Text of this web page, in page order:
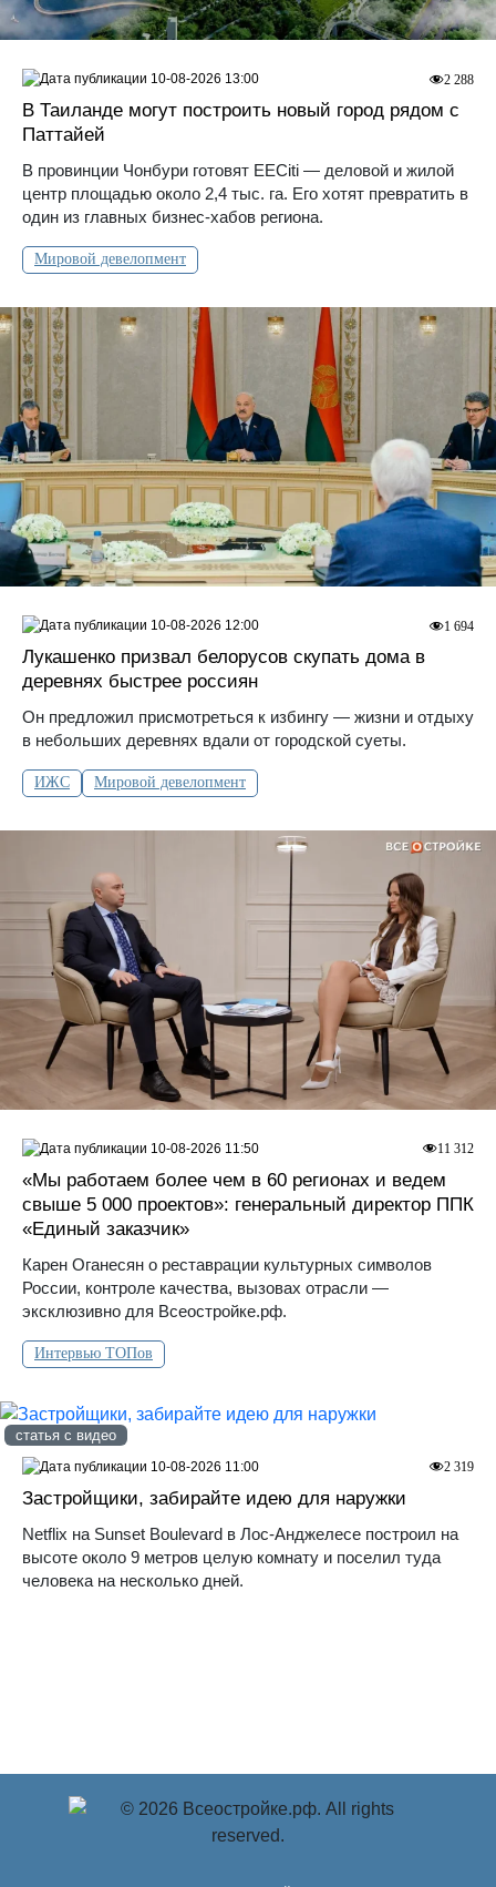
В Таиланде могут построить новый город рядом с
Паттайей
В провинции Чонбури готовят EECiti — деловой и жилой
центр площадью около 2,4 тыс. га. Его хотят превратить в
один из главных бизнес-хабов региона.
Мировой девелопмент
2 288
10-08-2026 13:00
Лукашенко призвал белорусов скупать дома в
деревнях быстрее россиян
Он предложил присмотреться к избингу — жизни и отдыху
в небольших деревнях вдали от городской суеты.
ИЖС Мировой девелопмент
1 694
10-08-2026 12:00
«Мы работаем более чем в 60 регионах и ведем
свыше 5 000 проектов»: генеральный директор ППК
«Единый заказчик»
Карен Оганесян о реставрации культурных символов
России, контроле качества, вызовах отрасли —
эксклюзивно для Всеостройке.рф.
Интервью ТОПов
11 312
10-08-2026 11:50
статья с видео
Застройщики, забирайте идею для наружки
Netflix на Sunset Boulevard в Лос-Анджелесе построил на
высоте около 9 метров целую комнату и поселил туда
человека на несколько дней.
2 319
10-08-2026 11:00